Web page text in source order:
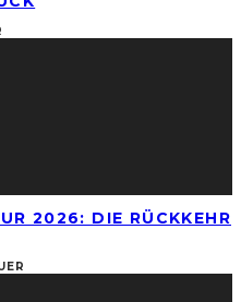
2026: DIE RÜCKKEHR